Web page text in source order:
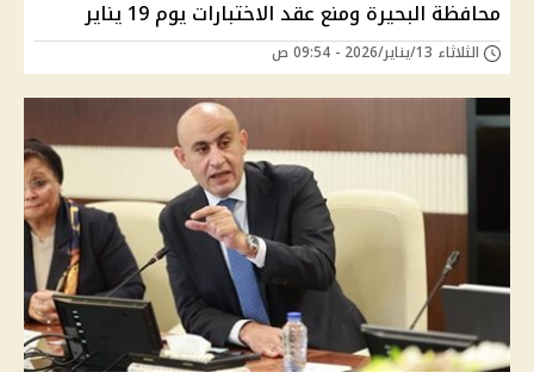
محافظة البحيرة ومنع عقد الاختبارات يوم 19 يناير
الثلاثاء 13/يناير/2026 - 09:54 ص